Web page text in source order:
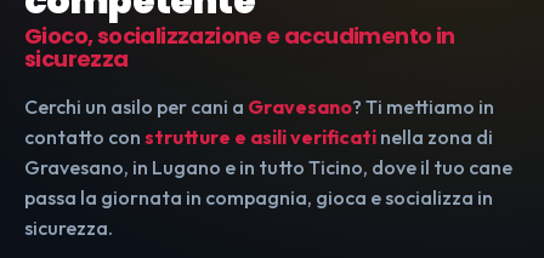
Gioco, socializzazione e accudimento in
sicurezza
Cerchi un asilo per cani a Gravesano? Ti mettiamo in
contatto con strutture e asili verificati nella zona di
Gravesano, in Lugano e in tutto Ticino, dove il tuo cane
passa la giornata in compagnia, gioca e socializza in
sicurezza.